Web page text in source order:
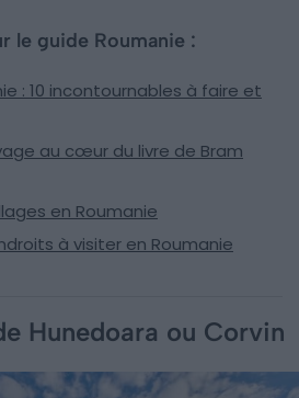
le guide Roumanie :
: 10 incontournables à faire et
au cœur du livre de Bram
en Roumanie
à visiter en Roumanie
Hunedoara ou Corvin